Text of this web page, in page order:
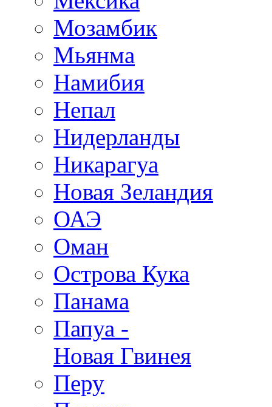
Мозамбик
Мьянма
Намибия
Непал
Нидерланды
Никарагуа
Новая Зеландия
ОАЭ
Оман
Острова Кука
Панама
Папуа -
Новая Гвинея
Перу